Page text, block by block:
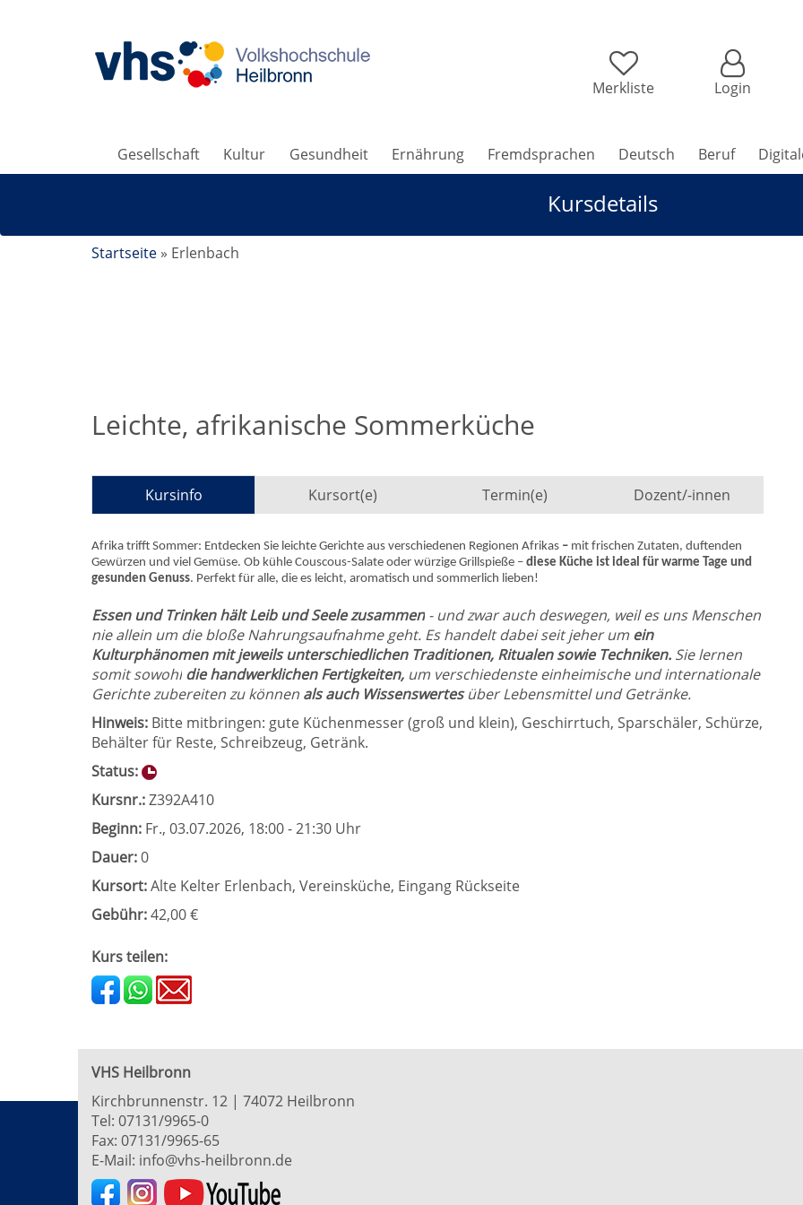
Merkliste Login
Gesellschaft Kultur Gesundheit Ernährung Fremdsprachen Deutsch Beruf
Kursdetails
Startseite » Erlenbach
Leichte, afrikanische Sommerküche
Kursinfo Kursort(e) Termin(e) Dozent/-innen
Afrika trifft Sommer: Entdecken Sie leichte Gerichte aus verschiedenen Regionen Afrikas – mit frischen Zutaten, duftenden
Gewürzen und viel Gemüse. Ob kühle Couscous-Salate oder würzige Grillspieße – diese Küche ist ideal für warme Tage und
gesunden Genuss. Perfekt für alle, die es leicht, aromatisch und sommerlich lieben!
Essen und Trinken hält Leib und Seele zusammen - und zwar auch deswegen, weil es uns Menschen
nie allein um die bloße Nahrungsaufnahme geht. Es handelt dabei seit jeher um ein
Kulturphänomen mit jeweils unterschiedlichen Traditionen, Ritualen sowie Techniken. Sie lernen
somit sowohl die handwerklichen Fertigkeiten, um verschiedenste einheimische und internationale
Gerichte zubereiten zu können als auch Wissenswertesüber Lebensmittel und Getränke.
Hinweis: Bitte mitbringen: gute Küchenmesser (groß und klein), Geschirrtuch, Sparschäler, Schürze,
Behälter für Reste, Schreibzeug, Getränk.
Status:
Kursnr.:Z392A410
Beginn: Fr., 03.07.2026, 18:00 - 21:30 Uhr
Dauer:0
Kursort:Alte Kelter Erlenbach, Vereinsküche, Eingang Rückseite
Gebühr:42,00 €
Kurs teilen:
VHS Heilbronn
Kirchbrunnenstr. 12 | 74072 Heilbronn
Tel: 07131/9965-0
Fax: 07131/9965-65
E-Mail: info@vhs-heilbronn.de